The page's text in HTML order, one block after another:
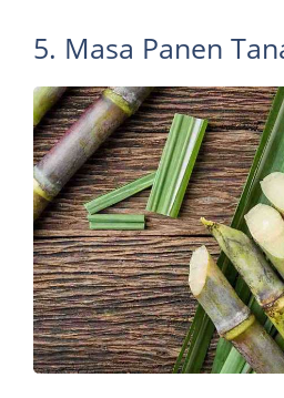
5. Masa Panen